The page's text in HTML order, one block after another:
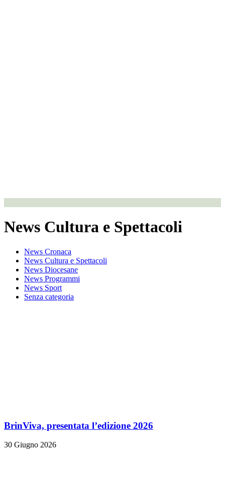
News Cultura e Spettacoli
News Cronaca
News Cultura e Spettacoli
News Diocesane
News Programmi
News Sport
Senza categoria
BrinViva, presentata l’edizione 2026
30 Giugno 2026